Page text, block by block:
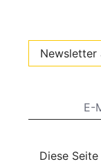
Diese